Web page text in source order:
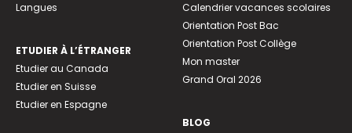
Langues
ETUDIER À L’ÉTRANGER
Etudier au Canada
Etudier en Suisse
Etudier en Espagne
Calendrier vacances scolaires
Orientation Post Bac
Orientation Post Collège
Mon master
Grand Oral 2026
BLOG